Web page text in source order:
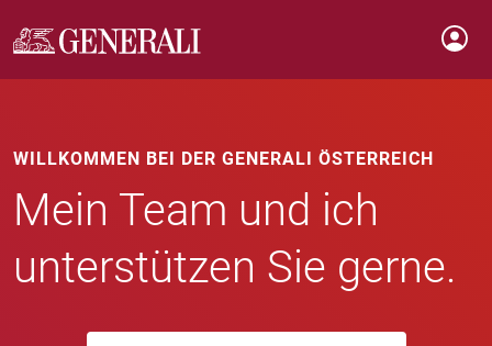
WILLKOMMEN BEI DER GENERALI ÖSTERREICH
Mein Team und ich
unterstützen Sie gerne.